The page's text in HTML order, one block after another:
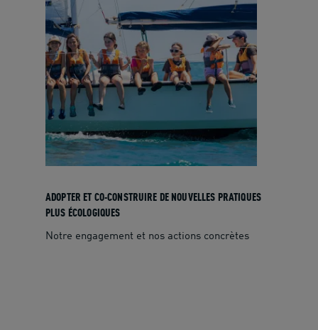
ADOPTER ET CO-CONSTRUIRE DE NOUVELLES PRATIQUES
PLUS ÉCOLOGIQUES
Notre engagement et nos actions concrètes